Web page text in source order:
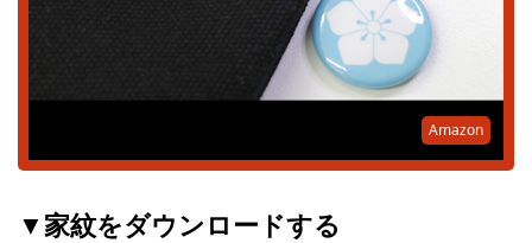
Amazon
▼家紋をダウンロードする